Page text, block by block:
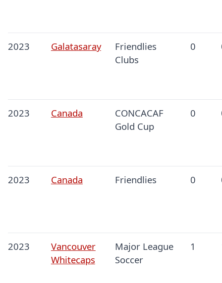
2023 Galatasaray
Friendlies
Clubs
0
2023 Canada
CONCACAF
Gold Cup
0
2023 Canada Friendlies 0
2023
Vancouver
Whitecaps
Major League
Soccer
1